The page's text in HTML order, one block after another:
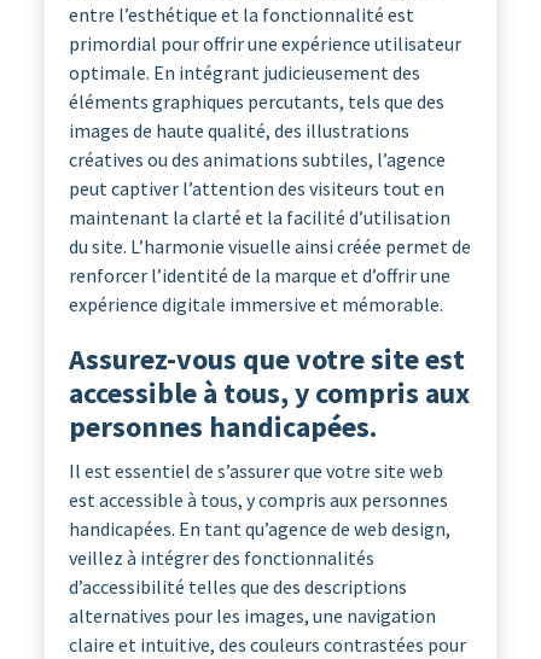
entre l’esthétique et la fonctionnalité est
primordial pour offrir une expérience utilisateur
optimale. En intégrant judicieusement des
éléments graphiques percutants, tels que des
images de haute qualité, des illustrations
créatives ou des animations subtiles, l’agence
peut captiver l’attention des visiteurs tout en
maintenant la clarté et la facilité d’utilisation
du site. L’harmonie visuelle ainsi créée permet de
renforcer l’identité de la marque et d’offrir une
expérience digitale immersive et mémorable.
Assurez-vous que votre site est
accessible à tous, y compris aux
personnes handicapées.
Il est essentiel de s’assurer que votre site web
est accessible à tous, y compris aux personnes
handicapées. En tant qu’agence de web design,
veillez à intégrer des fonctionnalités
d’accessibilité telles que des descriptions
alternatives pour les images, une navigation
claire et intuitive, des couleurs contrastées pour